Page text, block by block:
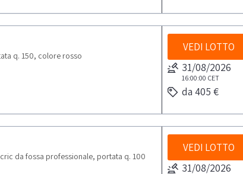
q. 150, colore rosso
VEDI LOTTO
31/08/2026
16:00:00 CET
da 405 €
cric da fossa professionale, portata q. 100
VEDI LOTTO
31/08/2026